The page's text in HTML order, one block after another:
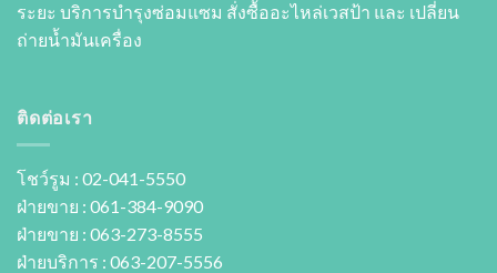
ระยะ บริการบำรุงซ่อมแซม สั่งซื้ออะไหล่เวสป้า และ เปลี่ยน
ถ่ายนํ้ามันเครื่อง
ติดต่อเรา
โชว์รูม : 02-041-5550
ฝ่ายขาย : 061-384-9090
ฝ่ายขาย : 063-273-8555
ฝ่ายบริการ : 063-207-5556